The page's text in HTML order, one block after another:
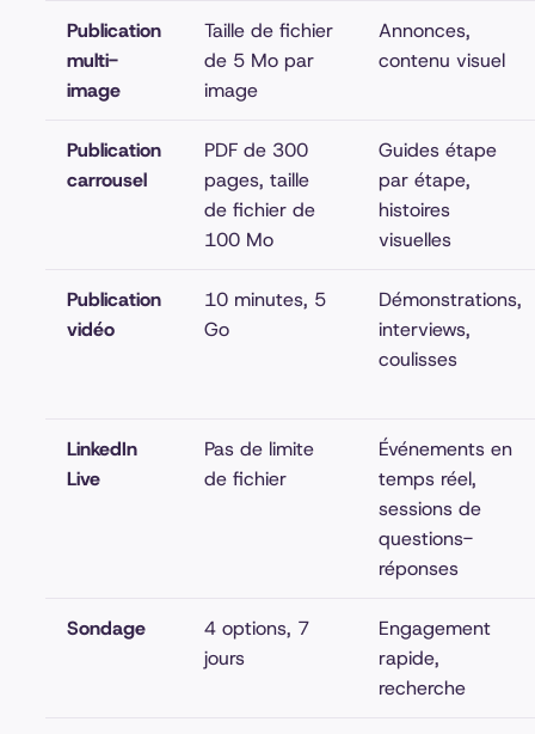
Publication
multi-
image
Taille de fichier
de 5 Mo par
image
Annonces,
contenu visuel
Publication
carrousel
PDF de 300
pages, taille
de fichier de
100 Mo
Guides étape
par étape,
histoires
visuelles
Publication
vidéo
10 minutes, 5
Go
Démonstrations,
interviews,
coulisses
LinkedIn
Live
Pas de limite
de fichier
Événements en
temps réel,
sessions de
questions-
réponses
Sondage
4 options, 7
jours
Engagement
rapide,
recherche